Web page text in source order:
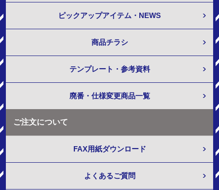
ピックアップアイテム・NEWS
商品チラシ
テンプレート・参考資料
廃番・仕様変更商品一覧
ご注文について
FAX用紙ダウンロード
よくあるご質問